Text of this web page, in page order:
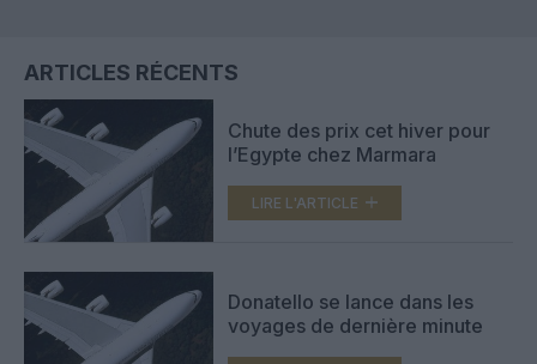
ARTICLES RÉCENTS
Chute des prix cet hiver pour
l’Egypte chez Marmara
LIRE L'ARTICLE
Donatello se lance dans les
voyages de dernière minute